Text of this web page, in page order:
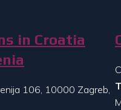
in Croatia
106, 10000 Zagreb,